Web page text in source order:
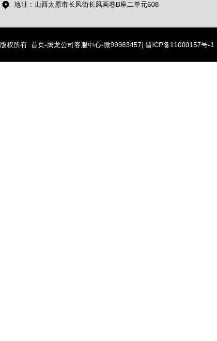
地址：山西太原市长风街长风画卷B座二单元608
版权所有 :首页-腾龙公司客服中心-微99983457| 晋ICP备11000157号-1